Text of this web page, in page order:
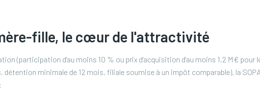
fille, le cœur de l'attractivité
(participation d'au moins 10 % ou prix d'acquisition d'au moins 1,2 M€ pour
détention minimale de 12 mois, filiale soumise à un impôt comparable), la